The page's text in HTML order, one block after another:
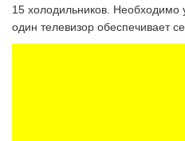
15 холодильников. Необходимо
один телевизор обеспечивает